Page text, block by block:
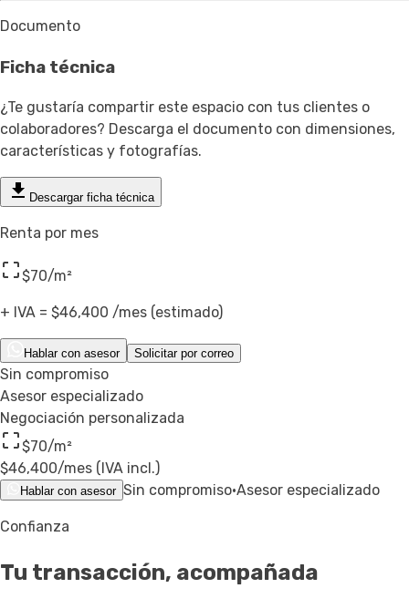
Documento
Ficha técnica
¿Te gustaría compartir este espacio con tus clientes o
colaboradores? Descarga el documento con dimensiones,
características y fotografías.
Descargar ficha técnica
Renta por mes
$70/m²
+ IVA = $46,400 /mes (estimado)
Hablar con asesor Solicitar por correo
Sin compromiso
Asesor especializado
Negociación personalizada
$70/m²
$46,400/mes (IVA incl.)
Hablar con asesor Sin compromiso·Asesor especializado
Confianza
Tu transacción, acompañada